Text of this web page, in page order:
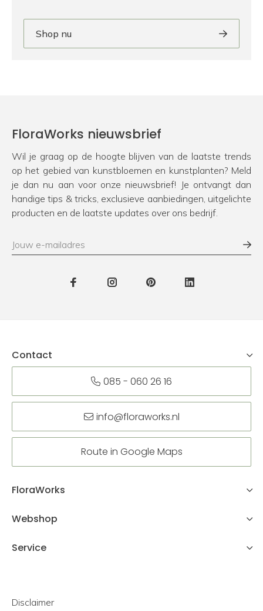
Shop nu
FloraWorks nieuwsbrief
Wil je graag op de hoogte blijven van de laatste trends
op het gebied van kunstbloemen en kunstplanten? Meld
je dan nu aan voor onze nieuwsbrief! Je ontvangt dan
handige tips & tricks, exclusieve aanbiedingen, uitgelichte
producten en de laatste updates over ons bedrijf.
Contact
085 - 060 26 16
info@floraworks.nl
Route in Google Maps
FloraWorks
Webshop
Service
Disclaimer